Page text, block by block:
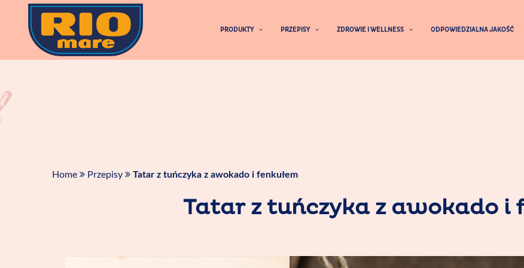
content
PRODUKTY PRZEPISY ZDROWIE I WELLNESS ODPOWIEDZIALNA JAKOŚĆ
Home Przepisy Tatar z tuńczyka z awokado i fenkułem
Tatar z tuńczyka z awokado i